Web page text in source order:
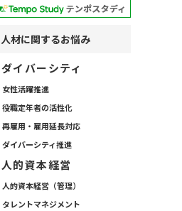
人材に関するお悩み
ダイバーシティ
女性活躍推進
役職定年者の活性化
再雇用・雇用延長対応
ダイバーシティ推進
人的資本経営
人的資本経営（管理）
タレントマネジメント